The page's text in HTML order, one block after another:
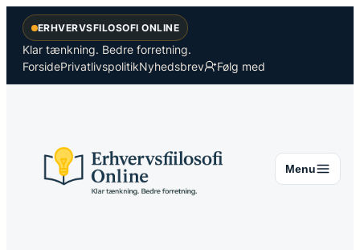
Spring
indhold
ERHVERVSFILOSOFI ONLINE
Klar tænkning. Bedre forretning.
ForsidePrivatlivspolitikNyhedsbrev Følg med
Menu